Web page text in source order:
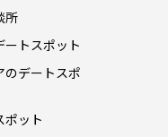
所
ートスポット
のデートスポ
ポット